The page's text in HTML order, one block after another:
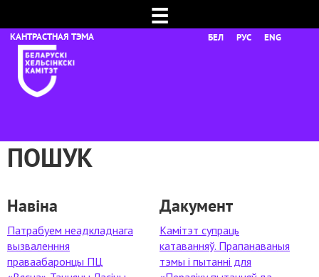
☰
БЕЛ РУС ENG
ПОШУК
Навіна
Патрабуем неадкладнага
вызваленння
праваабаронцы ПЦ
Дакумент
Камітэт супраць
катаванняў. Прапанаваныя
тэмы і пытанні для